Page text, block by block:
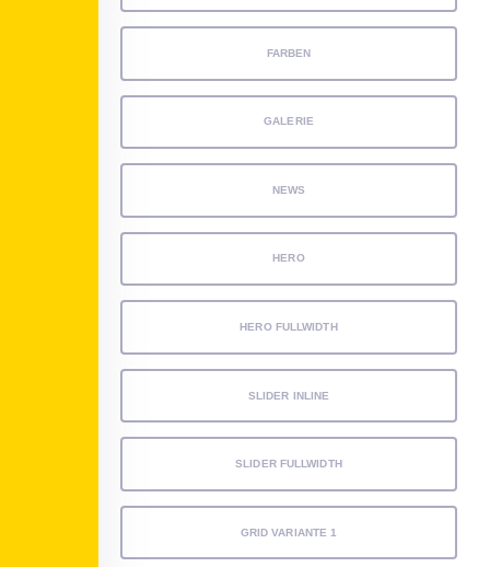
FARBEN
GALERIE
NEWS
HERO
HERO FULLWIDTH
SLIDER INLINE
SLIDER FULLWIDTH
GRID VARIANTE 1